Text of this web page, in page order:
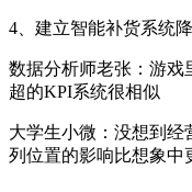
4、建立智能补货系统
数据分析师老张：游戏
超的KPI系统很相似
大学生小微：没想到
列位置的影响比想象中